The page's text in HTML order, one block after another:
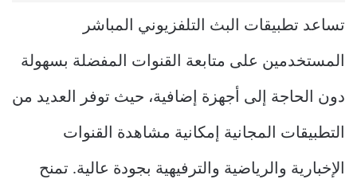
تساعد تطبيقات البث التلفزيوني المباشر
المستخدمين على متابعة القنوات المفضلة بسهولة
دون الحاجة إلى أجهزة إضافية، حيث توفر العديد من
التطبيقات المجانية إمكانية مشاهدة القنوات
الإخبارية والرياضية والترفيهية بجودة عالية. تمنح